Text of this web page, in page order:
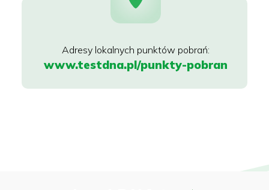
www.testdna.pl/punkty-pobran